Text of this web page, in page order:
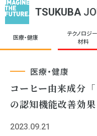
TSUKUBA
医療・健康
テクノロジー
材料
医療・健康
コーヒー由来成分
の認知機能改善効
2023.09.21